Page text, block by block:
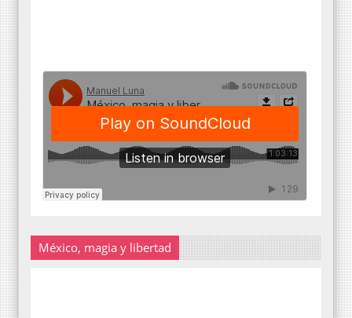
México, magia y libertad